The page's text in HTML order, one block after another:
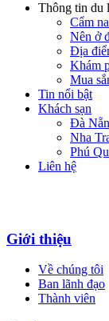
Thông tin du
Cẩm
Nên ở
Địa
Khám
Mua
Tin nổi bật
Khách sạn
Đà
Nha
Phú
Liên hệ
Giới thiệu
Về chúng tôi
Ban lãnh đạo
Thành viên